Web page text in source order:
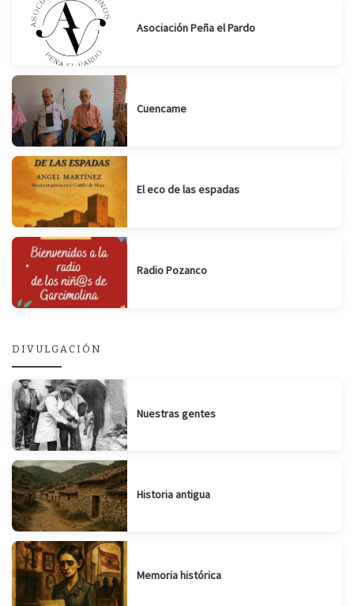
Asociación Peña el Pardo
Cuencame
El eco de las espadas
Radio Pozanco
DIVULGACIÓN
Nuestras gentes
Historia antigua
Memoria histórica